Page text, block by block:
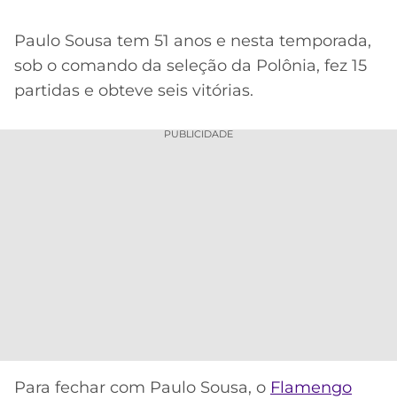
MG
CRUZEIRO
Paulo Sousa tem 51 anos e nesta temporada,
sob o comando da seleção da Polônia, fez 15
partidas e obteve seis vitórias.
PUBLICIDADE
Para fechar com Paulo Sousa, o Flamengo